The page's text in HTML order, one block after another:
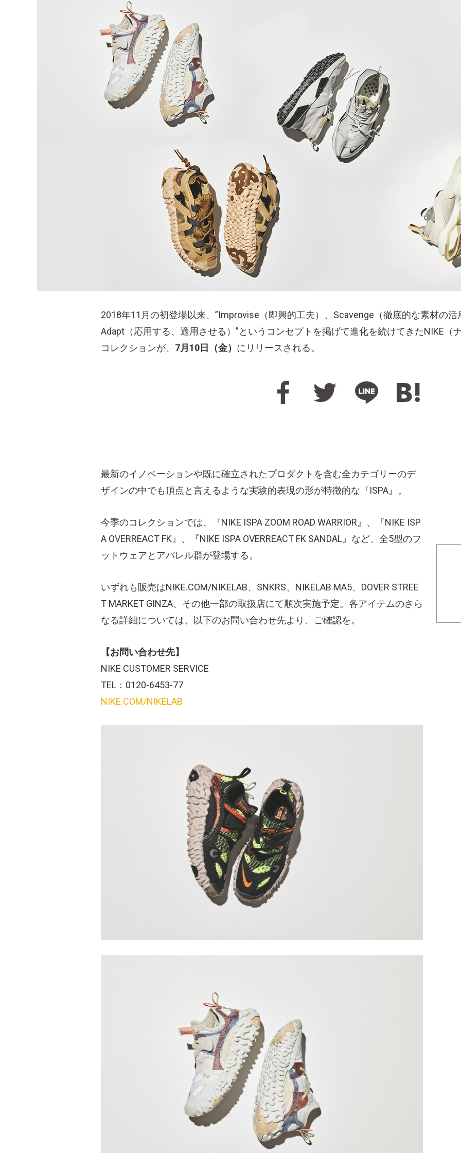
2018年11月の初登場以来、”Improvise（即興的工夫）、Scavenge（徹底的な素材の
Adapt（応用する、適用させる）”というコンセプトを掲げて進化を続けてきたNIKE（
コレクションが、 7月10日（金） にリリースされる。
最新のイノベーションや既に確立されたプロダクトを含む全カテゴリーのデ
ザインの中でも頂点と言えるような実験的表現の形が特徴的な『ISPA』。
今季のコレクションでは、『NIKE ISPA ZOOM ROAD WARRIOR』、『NIKE ISP
A OVERREACT FK』、『NIKE ISPA OVERREACT FK SANDAL』など、全5型のフ
ットウェアとアパレル群が登場する。
いずれも販売はNIKE.COM/NIKELAB、SNKRS、NIKELAB MA5、DOVER STREE
T MARKET GINZA、その他一部の取扱店にて順次実施予定。各アイテムのさら
なる詳細については、以下のお問い合わせ先より、ご確認を。
【お問い合わせ先】
NIKE CUSTOMER SERVICE
TEL：0120-6453-77
NIKE.COM/NIKELAB